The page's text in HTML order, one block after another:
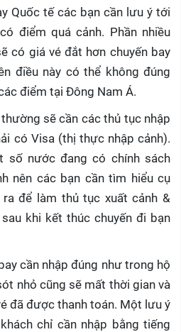
Quốc tế các bạn cần lưu ý tới
điểm quá cảnh. Phần nhiều
có giá vé đắt hơn chuyến bay
điều này có thể không đúng
điểm tại Đông Nam Á.
thường sẽ cần các thủ tục nhập
có Visa (thị thực nhập cảnh).
số nước đang có chính sách
nên các bạn cần tìm hiểu cụ
để làm thủ tục xuất cảnh &
khi kết thúc chuyến đi bạn
cần nhập đúng như trong hộ
nhỏ cũng sẽ mất thời gian và
đã được thanh toán. Một lưu ý
chỉ cần nhập bằng tiếng